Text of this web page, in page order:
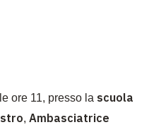
ore 11, presso la scuola
, Ambasciatrice